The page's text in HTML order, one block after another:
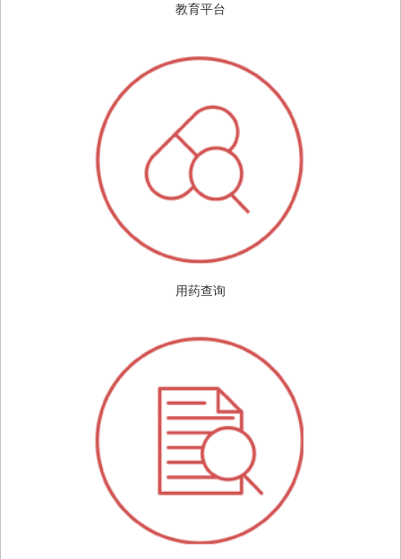
教育平台
用药查询